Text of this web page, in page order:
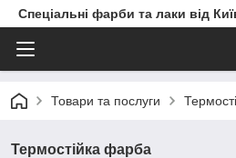
Спеціальні фарби та лаки від
Товари та послуги
Термостійка фарба